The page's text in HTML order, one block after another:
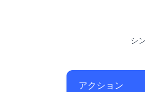
シ
アクション